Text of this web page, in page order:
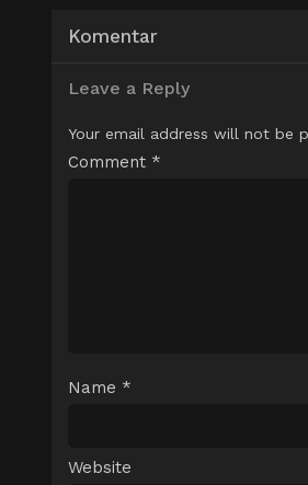
Komentar
Leave a Reply
Your email address will not be
Comment *
Name *
Website